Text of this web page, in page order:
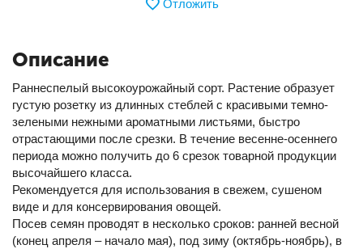
Отложить
Описание
Раннеспелый высокоурожайный сорт. Растение образует
густую розетку из длинных стеблей с красивыми темно-
зелеными нежными ароматными листьями, быстро
отрастающими после срезки. В течение весенне-осеннего
периода можно получить до 6 срезок товарной продукции
высочайшего класса.
Рекомендуется для использования в свежем, сушеном
виде и для консервирования овощей.
Посев семян проводят в несколько сроков: ранней весной
(конец апреля – начало мая), под зиму (октябрь-ноябрь), в